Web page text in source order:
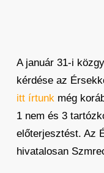
A január 31-i
kérdése az
itt írtunkmég
1 nem és 3
előterjesztést. Az
hivatalosan